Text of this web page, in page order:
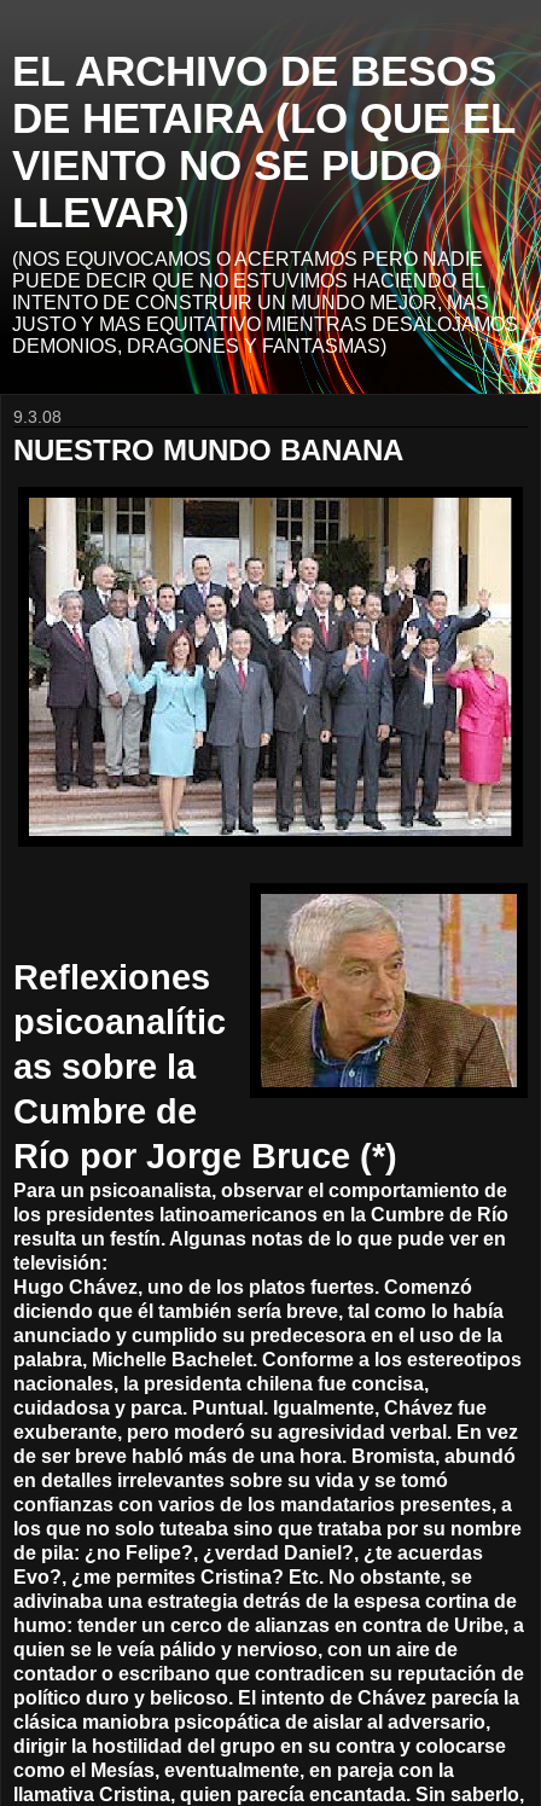
EL ARCHIVO DE BESOS
DE HETAIRA (LO QUE EL
VIENTO NO SE PUDO
LLEVAR)
(NOS EQUIVOCAMOS O ACERTAMOS PERO NADIE
PUEDE DECIR QUE NO ESTUVIMOS HACIENDO EL
INTENTO DE CONSTRUIR UN MUNDO MEJOR, MAS
JUSTO Y MAS EQUITATIVO MIENTRAS DESALOJAMOS
DEMONIOS, DRAGONES Y FANTASMAS)
9.3.08
NUESTRO MUNDO BANANA
Reflexiones
psicoanalític
as sobre la
Cumbre de
Río por Jorge Bruce (*)
Para un psicoanalista, observar el comportamiento de
los presidentes latinoamericanos en la Cumbre de Río
resulta un festín. Algunas notas de lo que pude ver en
televisión:
Hugo Chávez, uno de los platos fuertes. Comenzó
diciendo que él también sería breve, tal como lo había
anunciado y cumplido su predecesora en el uso de la
palabra, Michelle Bachelet. Conforme a los estereotipos
nacionales, la presidenta chilena fue concisa,
cuidadosa y parca. Puntual. Igualmente, Chávez fue
exuberante, pero moderó su agresividad verbal. En vez
de ser breve habló más de una hora. Bromista, abundó
en detalles irrelevantes sobre su vida y se tomó
confianzas con varios de los mandatarios presentes, a
los que no solo tuteaba sino que trataba por su nombre
de pila: ¿no Felipe?, ¿verdad Daniel?, ¿te acuerdas
Evo?, ¿me permites Cristina? Etc. No obstante, se
adivinaba una estrategia detrás de la espesa cortina de
humo: tender un cerco de alianzas en contra de Uribe, a
quien se le veía pálido y nervioso, con un aire de
contador o escribano que contradicen su reputación de
político duro y belicoso. El intento de Chávez parecía la
clásica maniobra psicopática de aislar al adversario,
dirigir la hostilidad del grupo en su contra y colocarse
como el Mesías, eventualmente, en pareja con la
llamativa Cristina, quien parecía encantada. Sin saberlo,